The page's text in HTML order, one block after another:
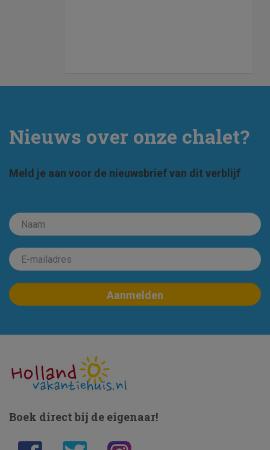
Nieuws over onze chalet?
Meld je aan voor de nieuwsbrief van dit verblijf
Boek direct bij de eigenaar!